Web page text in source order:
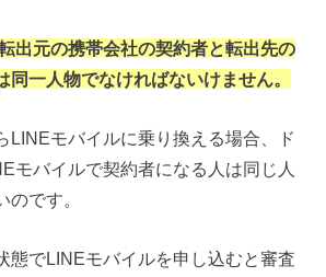
出元の携帯会社の契約者と転出先の
同一人物でなければないけません。
LINEモバイルに乗り換える場合、ド
モバイルで契約者になる人は同じ人
のです。
態でLINEモバイルを申し込むと審査